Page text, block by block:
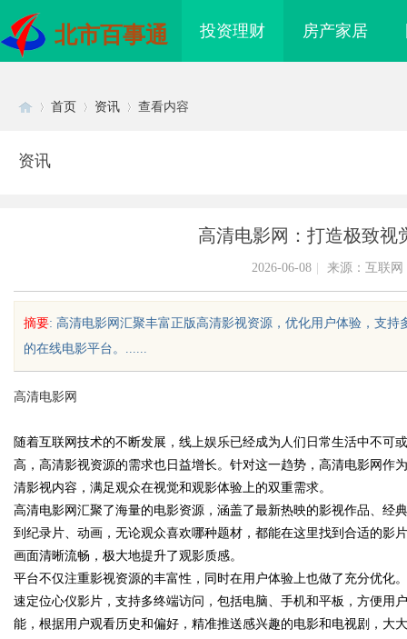
北市百事通 投资理财 房产家居
uz
首页 资讯 查看内容
资讯
高清电影网：打造极致视
2026-06-08 来源：互联网
摘要: 高清电影网汇聚丰富正版高清影视资源，优化用户体验，支
的在线电影平台。......
高清电影网
随着互联网技术的不断发展，线上娱乐已经成为人们日常生活中不可
高，高清影视资源的需求也日益增长。针对这一趋势，高清电影网作
清影视内容，满足观众在视觉和观影体验上的双重需求。
高清电影网汇聚了海量的电影资源，涵盖了最新热映的影视作品、经
到纪录片、动画，无论观众喜欢哪种题材，都能在这里找到合适的影
画面清晰流畅，极大地提升了观影质感。
平台不仅注重影视资源的丰富性，同时在用户体验上也做了充分优化
速定位心仪影片，支持多终端访问，包括电脑、手机和平板，方便用
能，根据用户观看历史和偏好，精准推送感兴趣的电影和电视剧，大
语影视产业创新与
荐：5大主流平台三维解析